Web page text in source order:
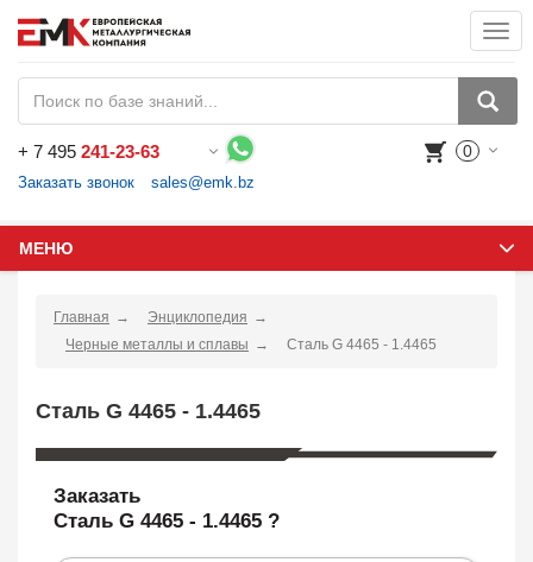
+ 7 495 241-23-63
Заказать звонок sales@emk.bz
0
МЕНЮ
Главная
Энциклопедия
Черные металлы и сплавы
Сталь G 4465 - 1.4465
Сталь G 4465 - 1.4465
Заказать
Сталь G 4465 - 1.4465 ?